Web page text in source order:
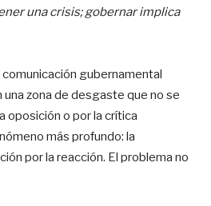
una crisis; gobernar implica
gubernamental
zona de desgaste que no se
oposición o por la crítica
más profundo: la
por la reacción. El problema no